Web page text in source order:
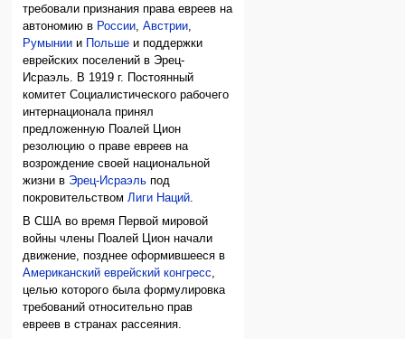
требовали признания права евреев на
автономию в России,Австрии,
Румынии и Польше и поддержки
еврейских поселений в Эрец-
Исраэль. В 1919 г. Постоянный
комитет Социалистического рабочего
интернационала принял
предложенную Поалей Цион
резолюцию о праве евреев на
возрождение своей национальной
жизни в Эрец-Исраэль под
покровительствомЛиги Наций.
В США во время Первой мировой
войны члены Поалей Цион начали
движение, позднее оформившееся в
Американский еврейский конгресс
целью которого была формулировка
требований относительно прав
евреев в странах рассеяния.